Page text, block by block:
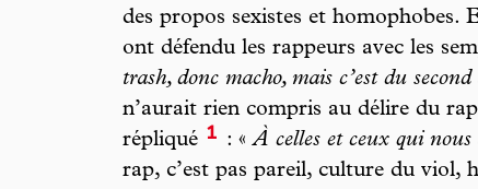
des propos sexistes et homophobes.
ont défendu les rappeurs avec les
trash, donc macho, mais c’est du
n’aurait rien compris au délire du
répliqué 1 : «À celles et ceux qui nous
rap, c’est pas pareil, culture du viol,